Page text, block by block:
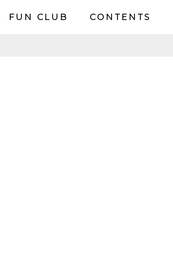
FUN CLUB CONTENTS